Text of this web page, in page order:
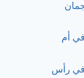
أم
في رأس